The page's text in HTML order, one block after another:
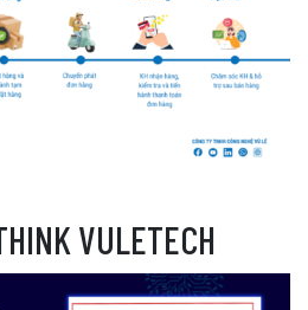
VULETECH